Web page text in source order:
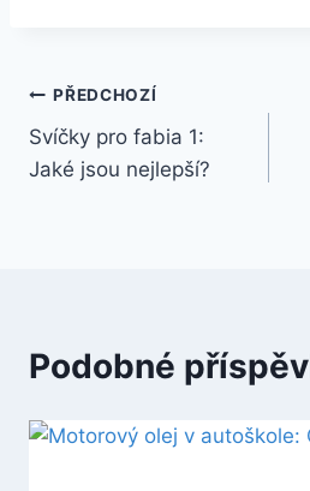
Navigace
pro
PŘEDCHOZÍ
Svíčky pro fabia 1:
Jaké jsou nejlepší?
Podobné